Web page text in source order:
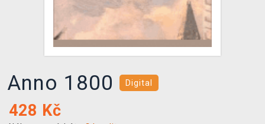
VÝKUP HER (BAZAR)
Anno 1800 Digital
428 Kč